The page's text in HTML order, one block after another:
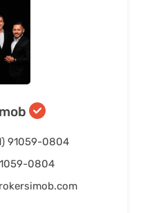
91059-0804
0804